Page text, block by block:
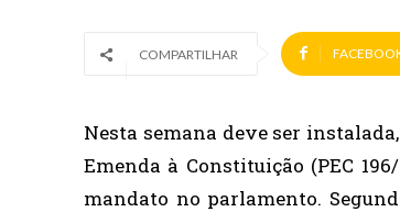
COMPARTILHAR
Nesta semana deve ser
Emenda à Constituição (PEC
mandato no parlamento.